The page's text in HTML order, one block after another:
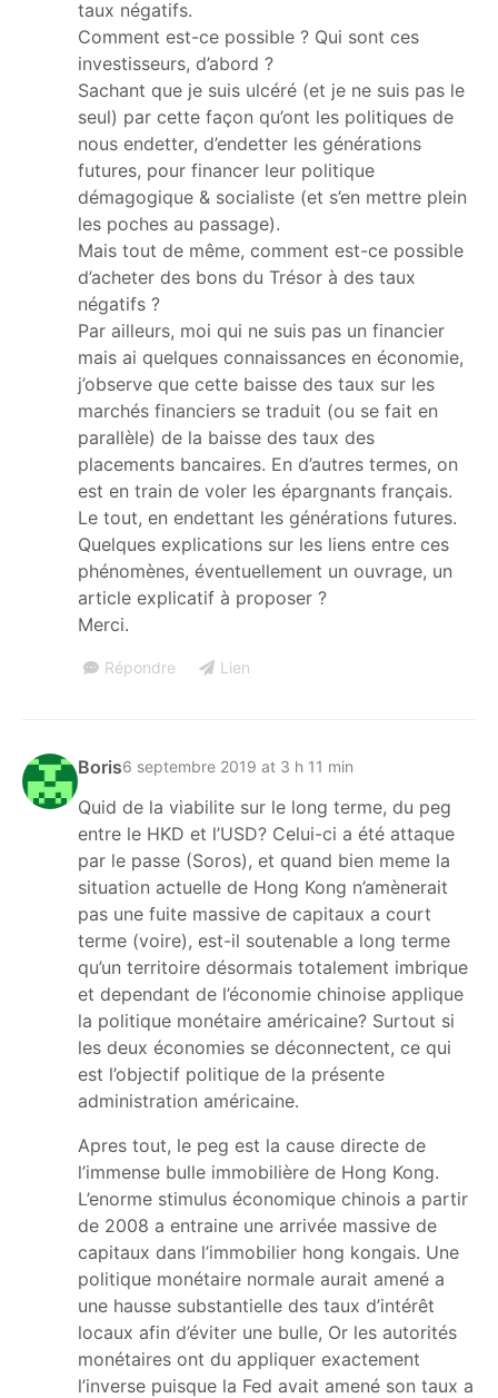
taux négatifs.
Comment est-ce possible ? Qui sont ces
investisseurs, d’abord ?
Sachant que je suis ulcéré (et je ne suis pas le
seul) par cette façon qu’ont les politiques de
nous endetter, d’endetter les générations
futures, pour financer leur politique
démagogique & socialiste (et s’en mettre plein
les poches au passage).
Mais tout de même, comment est-ce possible
d’acheter des bons du Trésor à des taux
négatifs ?
Par ailleurs, moi qui ne suis pas un financier
mais ai quelques connaissances en économie,
j’observe que cette baisse des taux sur les
marchés financiers se traduit (ou se fait en
parallèle) de la baisse des taux des
placements bancaires. En d’autres termes, on
est en train de voler les épargnants français.
Le tout, en endettant les générations futures.
Quelques explications sur les liens entre ces
phénomènes, éventuellement un ouvrage, un
article explicatif à proposer ?
Merci.
Répondre Lien
Boris6 septembre 2019 at 3 h 11 min
Quid de la viabilite sur le long terme, du peg
entre le HKD et l’USD? Celui-ci a été attaque
par le passe (Soros), et quand bien meme la
situation actuelle de Hong Kong n’amènerait
pas une fuite massive de capitaux a court
terme (voire), est-il soutenable a long terme
qu’un territoire désormais totalement imbrique
et dependant de l’économie chinoise applique
la politique monétaire américaine? Surtout si
les deux économies se déconnectent, ce qui
est l’objectif politique de la présente
administration américaine.
Apres tout, le peg est la cause directe de
l’immense bulle immobilière de Hong Kong.
L’enorme stimulus économique chinois a partir
de 2008 a entraine une arrivée massive de
capitaux dans l’immobilier hong kongais. Une
politique monétaire normale aurait amené a
une hausse substantielle des taux d’intérêt
locaux afin d’éviter une bulle, Or les autorités
monétaires ont du appliquer exactement
l’inverse puisque la Fed avait amené son taux a